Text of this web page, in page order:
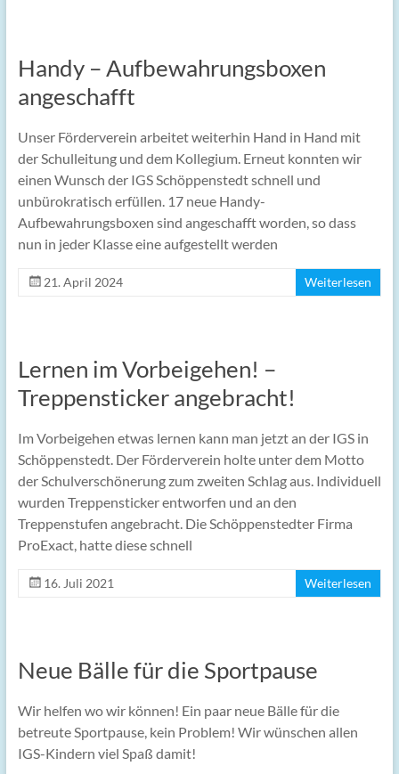
Handy – Aufbewahrungsboxen
angeschafft
Unser Förderverein arbeitet weiterhin Hand in Hand mit
der Schulleitung und dem Kollegium. Erneut konnten wir
einen Wunsch der IGS Schöppenstedt schnell und
unbürokratisch erfüllen. 17 neue Handy-
Aufbewahrungsboxen sind angeschafft worden, so dass
nun in jeder Klasse eine aufgestellt werden
21. April 2024 Weiterlesen
Lernen im Vorbeigehen! –
Treppensticker angebracht!
Im Vorbeigehen etwas lernen kann man jetzt an der IGS in
Schöppenstedt. Der Förderverein holte unter dem Motto
der Schulverschönerung zum zweiten Schlag aus. Individuell
wurden Treppensticker entworfen und an den
Treppenstufen angebracht. Die Schöppenstedter Firma
ProExact, hatte diese schnell
16. Juli 2021 Weiterlesen
Neue Bälle für die Sportpause
Wir helfen wo wir können! Ein paar neue Bälle für die
betreute Sportpause, kein Problem! Wir wünschen allen
IGS-Kindern viel Spaß damit!